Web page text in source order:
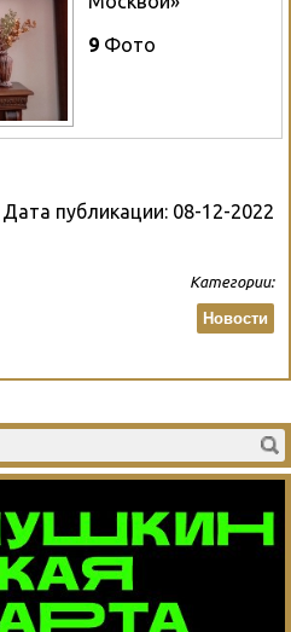
9 Фото
Дата публикации: 08-12-2022
Категории:
Новости